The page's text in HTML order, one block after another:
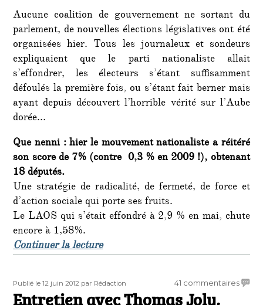
Aucune coalition de gouvernement ne sortant du
parlement, de nouvelles élections législatives ont été
organisées hier. Tous les journaleux et sondeurs
expliquaient que le parti nationaliste allait
s’effondrer, les électeurs s’étant suffisamment
défoulés la première fois, ou s’étant fait berner mais
ayant depuis découvert l’horrible vérité sur l’Aube
dorée…
Que nenni : hier le mouvement nationaliste a réitéré
son score de 7% (contre 0,3 % en 2009 !), obtenant
18 députés.
Une stratégie de radicalité, de fermeté, de force et
d’action sociale qui porte ses fruits.
Le LAOS qui s’était effondré à 2,9 % en mai, chute
encore à 1,58%.
Continuer la lecturede « Grèce : nouvelle victoire des
Publié
le
Publié le 12 juin 2012 Auteur
par Rédaction 41 commentairessur
Entretien avec Thomas Joly,